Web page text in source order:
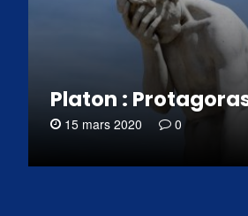
Platon :
15 mars 2020 0